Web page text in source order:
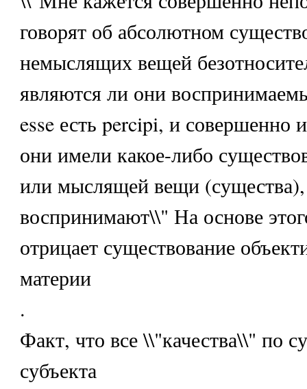
говорят об абсолютном
немыслящих вещей
являются ли они
esse есть percipi, и совершенно
они имели какое-либо
или мыслящей вещи
воспринимают\\" На основе
отрицает существование
материи
.
Факт, что все \\"качества\\" по
субъекта